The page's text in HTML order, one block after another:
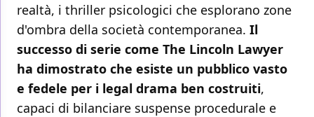
realtà, i thriller psicologici che esplorano zone
d'ombra della società contemporanea. Il
successo di serie come The Lincoln Lawyer
ha dimostrato che esiste un pubblico vasto
e fedele per i legal drama ben costruiti,
capaci di bilanciare suspense procedurale e